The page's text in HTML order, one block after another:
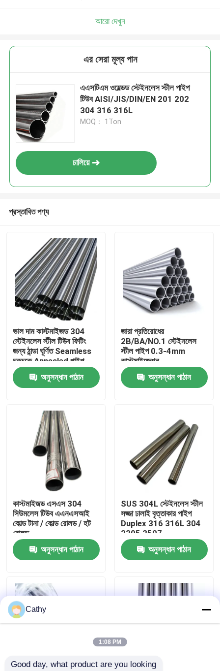
বাড়ি
আমাদের সম্বন্ধে
কারখানা পরিদর্শন
গুণমান নিয়ন্ত্রণ
আমাদের সাথে যোগাযোগ
মামলা
শীট স্টেইনলেস স্টীল
আরো দেখুন
এর সেরা মূল্য পান
এএসটিএম ওয়েল্ডড স্টেইনলেস স্টীল পাইপ
টিউব AISI/JIS/DIN/EN 201 202
304 316 316L
MOQ： 1Ton
চালিয়ে
প্রস্তাবিত পণ্য
ভাল দাম কাস্টমাইজড 304
স্টেইনলেস স্টীল টিউব ফিটিং
জন্য ঠান্ডা ঘূর্ণিত Seamless
চকচকে Annealed পাইপ
অনুসন্ধান পাঠান
জারা প্রতিরোধের
2B/BA/NO.1 স্টেইনলেস
স্টীল পাইপ 0.3-4mm
কাস্টমাইজেশন
অনুসন্ধান পাঠান
কাস্টমাইজড এসএস 304
সিউমলেস টিউব এএনএসআই
কোল্ড টানা / কোল্ড রোলড / হট
রোলড
অনুসন্ধান পাঠান
SUS 304L স্টেইনলেস স্টীল
সজ্জা ঢালাই বৃত্তাকার পাইপ
Duplex 316 316L 304
2205 2507
অনুসন্ধান পাঠান
Cathy
1:08 PM
Good day, what product are you looking